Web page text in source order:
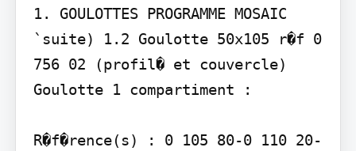
1. GOULOTTES PROGRAMME MOSAIC
`suite) 1.2 Goulotte 50x105 r�f 0
756 02 (profil� et couvercle)
Goulotte 1 compartiment :
R�f�rence(s) : 0 105 80-0 110 20-